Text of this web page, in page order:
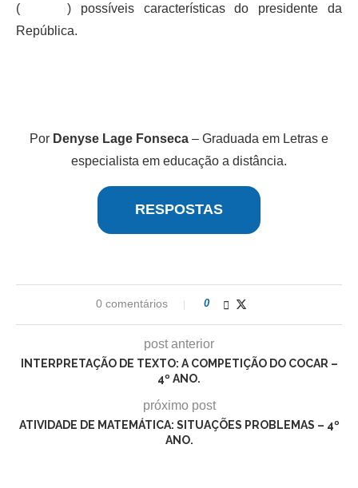
( ) possíveis características do presidente da
República.
Por Denyse Lage Fonseca – Graduada em Letras e
especialista em educação a distância.
RESPOSTAS
0 comentários 0
post anterior
INTERPRETAÇÃO DE TEXTO: A COMPETIÇÃO DO COCAR –
4º ANO.
próximo post
ATIVIDADE DE MATEMÁTICA: SITUAÇÕES PROBLEMAS – 4º
ANO.